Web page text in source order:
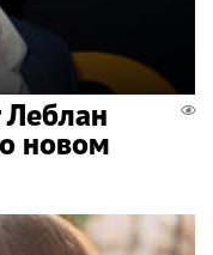
Леблан
новом